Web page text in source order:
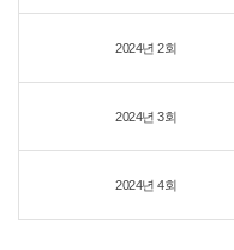
2024년 2회
2024년 3회
2024년 4회